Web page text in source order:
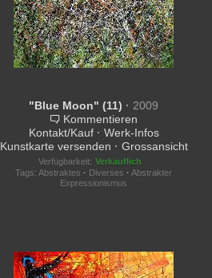
"Blue Moon" (11) · 2009
Kommentieren
Kontakt/Kauf · Werk-Infos
Kunstkarte versenden · Grossansicht
Verfügbarkeit: Verkäuflich
Tags:Abstraktes · Diverses · Abstrakter
Expressionismus